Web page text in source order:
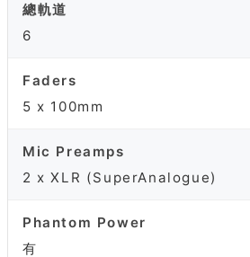
總軌道
6
Faders
5 x 100mm
Mic Preamps
2 x XLR (SuperAnalogue)
Phantom Power
有